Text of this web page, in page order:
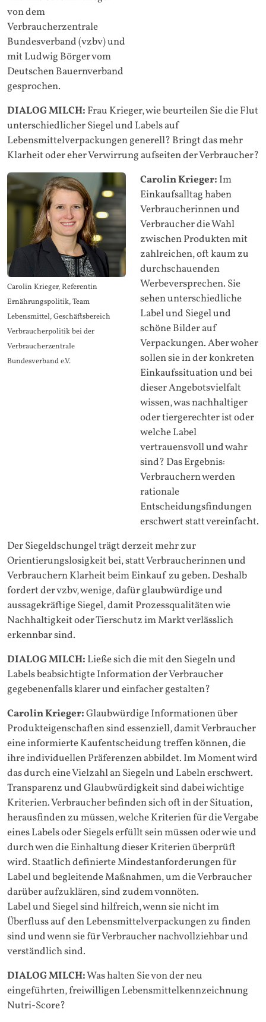
von dem
Verbraucherzentrale
Bundesverband (vzbv) und
mit Ludwig Börger vom
Deutschen Bauernverband
gesprochen.
DIALOG MILCH: Frau Krieger, wie beurteilen Sie die Flut
unterschiedlicher Siegel und Labels auf
Lebensmittelverpackungen generell? Bringt das mehr
Klarheit oder eher Verwirrung aufseiten der Verbraucher?
Carolin Krieger, Referentin
Ernährungspolitik, Team
Lebensmittel, Geschäftsbereich
Verbraucherpolitik bei der
Verbraucherzentrale
Bundesverband e.V.
Carolin Krieger: Im
Einkaufsalltag haben
Verbraucherinnen und
Verbraucher die Wahl
zwischen Produkten mit
zahlreichen, oft kaum zu
durchschauenden
Werbeversprechen. Sie
sehen unterschiedliche
Label und Siegel und
schöne Bilder auf
Verpackungen. Aber woher
sollen sie in der konkreten
Einkaufssituation und bei
dieser Angebotsvielfalt
wissen, was nachhaltiger
oder tiergerechter ist oder
welche Label
vertrauensvoll und wahr
sind? Das Ergebnis:
Verbrauchern werden
rationale
Entscheidungsfindungen
erschwert statt vereinfacht.
Der Siegeldschungel trägt derzeit mehr zur
Orientierungslosigkeit bei, statt Verbraucherinnen und
Verbrauchern Klarheit beim Einkauf zu geben. Deshalb
fordert der vzbv, wenige, dafür glaubwürdige und
aussagekräftige Siegel, damit Prozessqualitäten wie
Nachhaltigkeit oder Tierschutz im Markt verlässlich
erkennbar sind.
DIALOG MILCH: Ließe sich die mit den Siegeln und
Labels beabsichtigte Information der Verbraucher
gegebenenfalls klarer und einfacher gestalten?
Carolin Krieger:Glaubwürdige Informationen über
Produkteigenschaften sind essenziell, damit Verbraucher
eine informierte Kaufentscheidung treffen können, die
ihre individuellen Präferenzen abbildet. Im Moment wird
das durch eine Vielzahl an Siegeln und Labeln erschwert.
Transparenz und Glaubwürdigkeit sind dabei wichtige
Kriterien. Verbraucher befinden sich oft in der Situation,
herausfinden zu müssen, welche Kriterien für die Vergabe
eines Labels oder Siegels erfüllt sein müssen oder wie und
durch wen die Einhaltung dieser Kriterien überprüft
wird. Staatlich definierte Mindestanforderungen für
Label und begleitende Maßnahmen, um die Verbraucher
darüber aufzuklären, sind zudem vonnöten.
Label und Siegel sind hilfreich, wenn sie nicht im
Überfluss auf den Lebensmittelverpackungen zu finden
sind und wenn sie für Verbraucher nachvollziehbar und
verständlich sind.
DIALOG MILCH:Was halten Sie von der neu
eingeführten, freiwilligen Lebensmittelkennzeichnung
Nutri-Score?